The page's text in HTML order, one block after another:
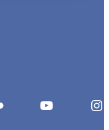
http://www.youtube.com/user/PIMECBCN https://www.instagram.com/pimecpatronal/